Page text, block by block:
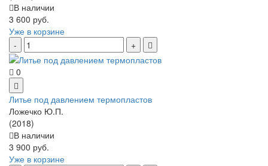
В наличии
3 600 руб.
Уже в корзине
0
Литье под давлением термопластов
Ложечко Ю.П.
(2018)
В наличии
3 900 руб.
Уже в корзине